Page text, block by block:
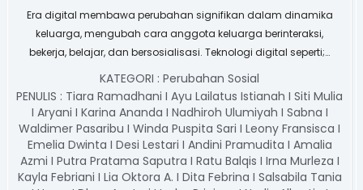
Era digital membawa perubahan signifikan dalam dinamika
keluarga, mengubah cara anggota keluarga berinteraksi,
bekerja, belajar, dan bersosialisasi. Teknologi digital seperti;…
KATEGORI : Perubahan Sosial
PENULIS : Tiara Ramadhani I Ayu Lailatus Istianah I Siti Mulia
I Aryani I Karina Ananda I Nadhiroh Ulumiyah I Sabna I
Waldimer Pasaribu I Winda Puspita Sari I Leony Fransisca I
Emelia Dwinta I Desi Lestari I Andini Pramudita I Amalia
Azmi I Putra Pratama Saputra I Ratu Balqis I Irna Murleza I
Kayla Febriani I Lia Oktora A. I Dita Febrina I Salsabila Tania